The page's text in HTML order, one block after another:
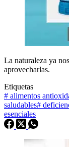
La naturaleza ya
aprovecharlas.
Etiquetas
# alimentos
saludables#
esenciales